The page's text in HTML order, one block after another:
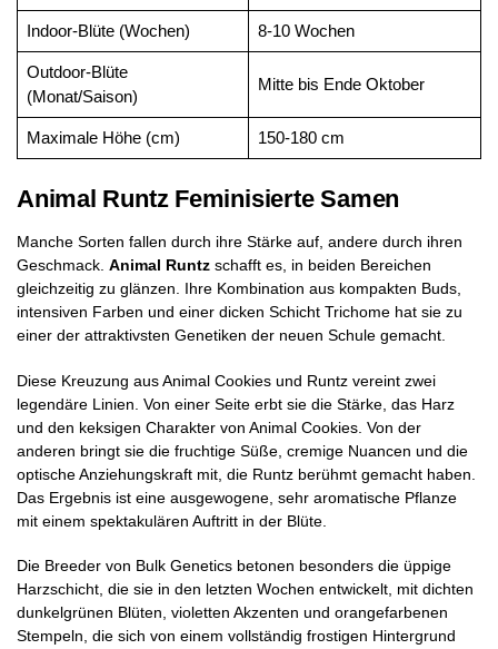
Indoor-Blüte (Wochen) 8-10 Wochen
Outdoor-Blüte
(Monat/Saison)
Mitte bis Ende Oktober
Maximale Höhe (cm) 150-180 cm
Animal Runtz Feminisierte Samen
Manche Sorten fallen durch ihre Stärke auf, andere durch ihren
Geschmack. Animal Runtz schafft es, in beiden Bereichen
gleichzeitig zu glänzen. Ihre Kombination aus kompakten Buds,
intensiven Farben und einer dicken Schicht Trichome hat sie zu
einer der attraktivsten Genetiken der neuen Schule gemacht.
Diese Kreuzung aus Animal Cookies und Runtz vereint zwei
legendäre Linien. Von einer Seite erbt sie die Stärke, das Harz
und den keksigen Charakter von Animal Cookies. Von der
anderen bringt sie die fruchtige Süße, cremige Nuancen und die
optische Anziehungskraft mit, die Runtz berühmt gemacht haben.
Das Ergebnis ist eine ausgewogene, sehr aromatische Pflanze
mit einem spektakulären Auftritt in der Blüte.
Die Breeder von Bulk Genetics betonen besonders die üppige
Harzschicht, die sie in den letzten Wochen entwickelt, mit dichten
dunkelgrünen Blüten, violetten Akzenten und orangefarbenen
Stempeln, die sich von einem vollständig frostigen Hintergrund